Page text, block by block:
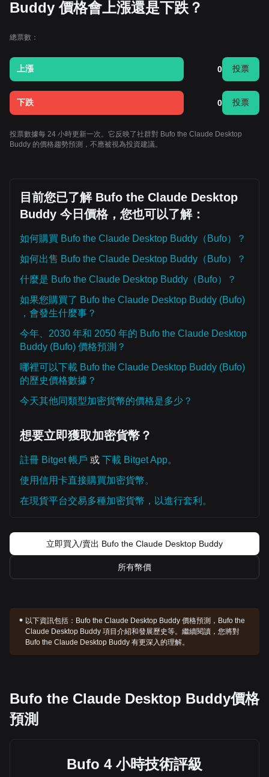
Buddy 價格會上漲還是下跌？
總票數：
上漲 0 投票
下跌 0 投票
投票數據每 24 小時更新一次。它反映了社群對 Bufo the Claude Desktop
Buddy 的價格趨勢預測，不應被視為投資建議。
目前您已了解 Bufo the Claude Desktop
Buddy 今日價格，您也可以了解：
如何購買 Bufo the Claude Desktop Buddy（Bufo）？
如何出售 Bufo the Claude Desktop Buddy（Bufo）？
什麼是 Bufo the Claude Desktop Buddy（Bufo）？
如果您購買了 Bufo the Claude Desktop Buddy (Bufo)
，會發生什麼事？
今年、2030 年和 2050 年的 Bufo the Claude Desktop
Buddy (Bufo) 價格預測？
哪裡可以下載 Bufo the Claude Desktop Buddy (Bufo)
的歷史價格數據？
今天其他同類型加密貨幣的價格是多少？
想要立即獲取加密貨幣？
註冊 Bitget 帳戶 或 下載 Bitget App。
使用信用卡直接購買加密貨幣。
在現貨平台交易多種加密貨幣，以進行套利。
立即買入/賣出 Bufo the Claude Desktop Buddy
所有幣價
以下資訊包括： Bufo the Claude Desktop Buddy 價格預測，Bufo the
Claude Desktop Buddy 項目介紹和發展歷史等。繼續閱讀，您將對
Bufo the Claude Desktop Buddy 有更深入的理解。
Bufo the Claude Desktop Buddy價格
預測
Bufo 4 小時技術評級